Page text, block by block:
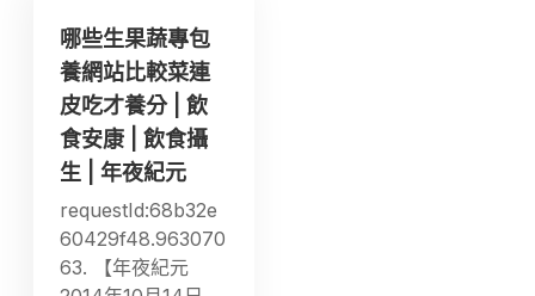
哪些生果蔬專包
養網站比較菜連
皮吃才養分 | 飲
食安康 | 飲食攝
生 | 年夜紀元
requestId:68b32e
60429f48.963070
63. 【年夜紀元